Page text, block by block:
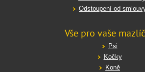
Odstoupení od
Vše pro vaše
Psi
Kočky
Koně